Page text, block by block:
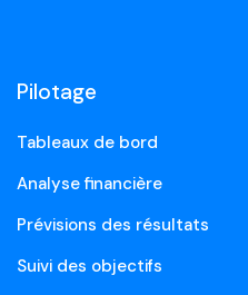
Pilotage
Tableaux de bord
Analyse financière
Prévisions des résultats
Suivi des objectifs